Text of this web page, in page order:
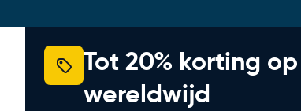
Tot 20% korting
wereldwijd